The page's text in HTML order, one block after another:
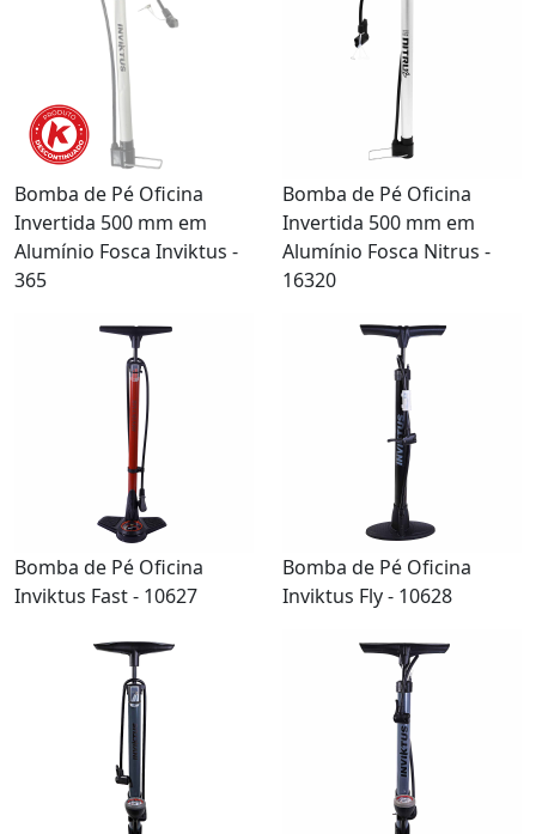
Bomba de Pé Oficina
Invertida 500 mm em
Alumínio Fosca Inviktus -
365
Bomba de Pé Oficina
Invertida 500 mm em
Alumínio Fosca Nitrus -
16320
Bomba de Pé Oficina
Inviktus Fast - 10627
Bomba de Pé Oficina
Inviktus Fly - 10628